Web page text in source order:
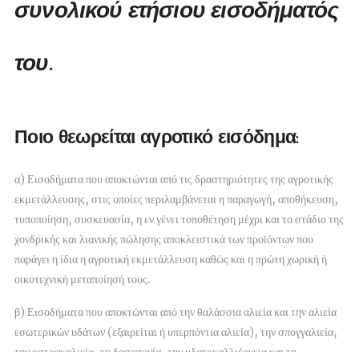
συνολικού ετήσιου εισοδήματός
του.
Ποιο θεωρείται αγροτικό εισόδημα:
α) Εισοδήματα που αποκτώνται από τις δραστηριότητες της αγροτικής
εκμετάλλευσης, στις οποίες περιλαμβάνεται η παραγωγή, αποθήκευση,
τυποποίηση, συσκευασία, η εν γένει τοποθέτηση μέχρι και το στάδιο της
χονδρικής και λιανικής πώλησης αποκλειστικά των προϊόντων που
παράγει η ίδια η αγροτική εκμετάλλευσηκαθώς και η πρώτη χωρική ή
οικοτεχνική μεταποίησή τους.
β) Εισοδήματα που αποκτώνται από την θαλάσσια αλιεία και την αλιεία
εσωτερικών υδάτων (εξαιρείται ή υπερπόντια αλιεία), την σπογγαλιεία,